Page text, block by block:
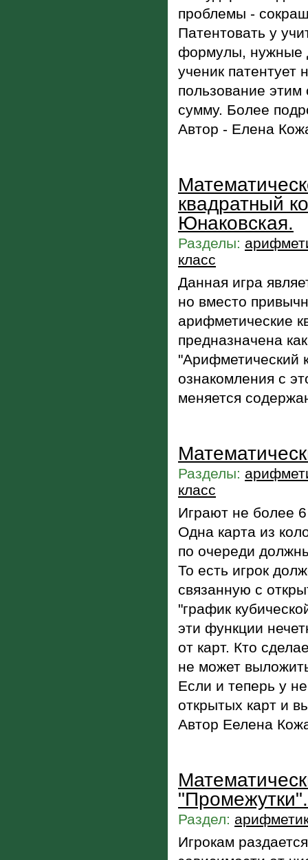
проблемы -
Патентовать у
формулы, нужные
ученик патентует
пользование
сумму. Более
Автор - Елена
квадратный
Юнаковская.
Разделы:
класс
Данная игра
но вместо
арифметические
предназначена
"Арифметический
ознакомления с
меняется
Разделы:
класс
Играют не более 6
Одна карта из
по очереди
То есть игрок
связанную с
"график
эти функции
от карт. Кто
не может
Если и теперь у
открытых карт и
Автор Еелена
Раздел:
Игрокам